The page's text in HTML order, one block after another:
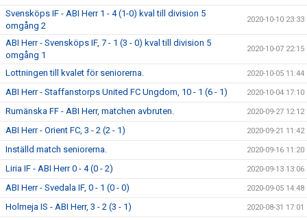
Svensköps IF - ABI Herr 1 - 4 (1-0) kval till division 5
omgång 2
2020-10-10 23:33
ABI Herr - Svensköps IF, 7 - 1 (3 - 0) kval till division 5
omgång 1
2020-10-07 22:15
Lottningen till kvalet för seniorerna. 2020-10-05 11:44
ABI Herr - Staffanstorps United FC Ungdom, 10 - 1 (6 - 1) 2020-10-04 17:10
Rumänska FF - ABI Herr, matchen avbruten. 2020-09-27 12:12
ABI Herr - Orient FC, 3 - 2 (2 - 1) 2020-09-21 11:42
Inställd match seniorerna. 2020-09-16 11:20
Liria IF - ABI Herr 0 - 4 (0 - 2) 2020-09-13 13:06
ABI Herr - Svedala IF, 0 - 1 (0 - 0) 2020-09-05 14:48
Holmeja IS - ABI Herr, 3 - 2 (3 - 1) 2020-08-31 17:01